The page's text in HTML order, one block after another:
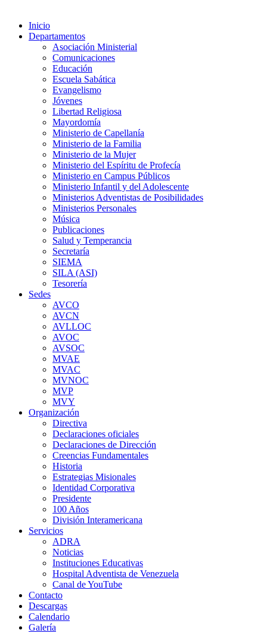
Inicio
Departamentos
Asociación Ministerial
Comunicaciones
Educación
Escuela Sabática
Evangelismo
Jóvenes
Libertad Religiosa
Mayordomía
Ministerio de Capellanía
Ministerio de la Familia
Ministerio de la Mujer
Ministerio del Espíritu de Profecía
Ministerio en Campus Públicos
Ministerio Infantil y del Adolescente
Ministerios Adventistas de Posibilidades
Ministerios Personales
Música
Publicaciones
Salud y Temperancia
Secretaría
SIEMA
SILA (ASI)
Tesorería
Sedes
AVCO
AVCN
AVLLOC
AVOC
AVSOC
MVAE
MVAC
MVNOC
MVP
MVY
Organización
Directiva
Declaraciones oficiales
Declaraciones de Dirección
Creencias Fundamentales
Historia
Estrategias Misionales
Identidad Corporativa
Presidente
100 Años
División Interamericana
Servicios
ADRA
Noticias
Instituciones Educativas
Hospital Adventista de Venezuela
Canal de YouTube
Contacto
Descargas
Calendario
Galería